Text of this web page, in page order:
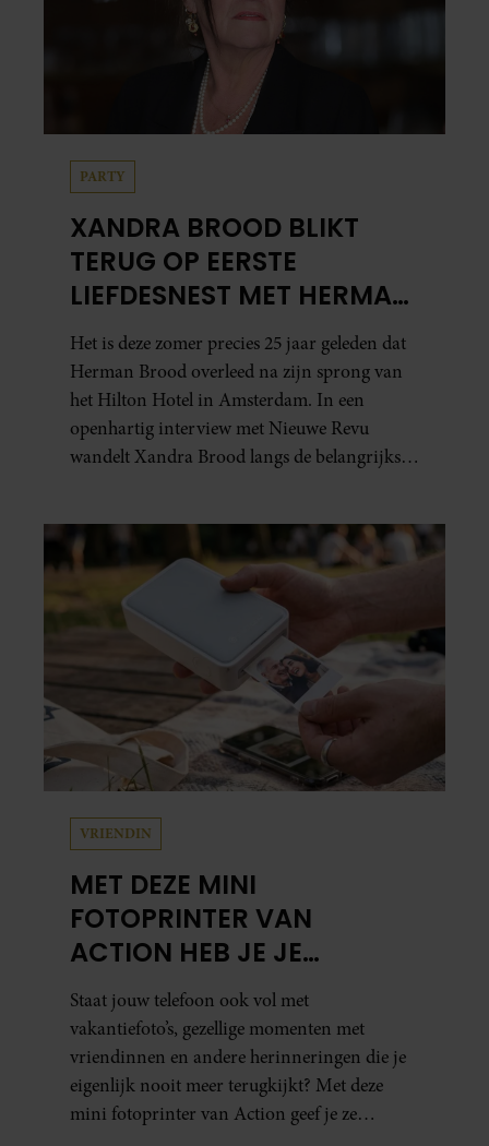
PARTY
XANDRA BROOD BLIKT
TERUG OP EERSTE
LIEFDESNEST MET HERMAN
BROOD: “HIER IS LOLA
GEBOREN”
Het is deze zomer precies 25 jaar geleden dat
Herman Brood overleed na zijn sprong van
het Hilton Hotel in Amsterdam. In een
openhartig interview met Nieuwe Revu
wandelt Xandra Brood langs de belangrijkste
Leidsedwarsstraat roept een stortvloed aan
herinneringen op. Daar begon hun leven
samen en werd dochter Lola geboren.
VRIENDIN
MET DEZE MINI
FOTOPRINTER VAN
ACTION HEB JE JE
FAVORIETE FOTO’S BINNEN
ÉÉN MINUUT IN HANDEN
Staat jouw telefoon ook vol met
vakantiefoto’s, gezellige momenten met
vriendinnen en andere herinneringen die je
eigenlijk nooit meer terugkijkt? Met deze
mini fotoprinter van Action geef je ze